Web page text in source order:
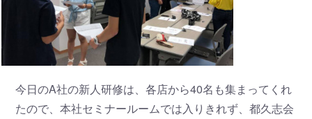
今日のA社の新人研修は、各店から40名も集まってくれ
たので、本社セミナールームでは入りきれず、都久志会